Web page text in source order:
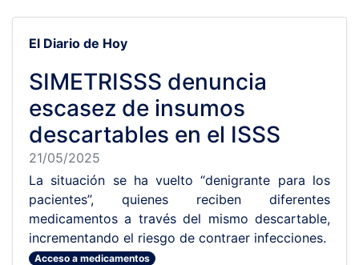
El Diario de Hoy
SIMETRISSS denuncia
escasez de insumos
descartables en el ISSS
21/05/2025
La situación se ha vuelto “denigrante para los
pacientes”, quienes reciben diferentes
medicamentos a través del mismo descartable,
incrementando el riesgo de contraer infecciones.
Acceso a medicamentos